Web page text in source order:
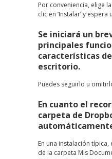
Por conveniencia, elige la
clic en ‘Instalar’ y
Se iniciará un
principales
características
escritorio.
Puedes seguirlo u
En cuanto el
carpeta de
En una instalación
de la carpeta Mis